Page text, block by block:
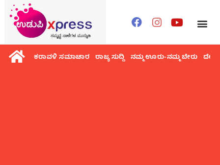
ಕರಾವಳಿ ಸಮಾಚಾರ ರಾಜ್ಯ ಸುದ್ದಿ ನಮ್ಮ ಊರು-ನಮ್ಮ ಬೇರು ದೇಶ